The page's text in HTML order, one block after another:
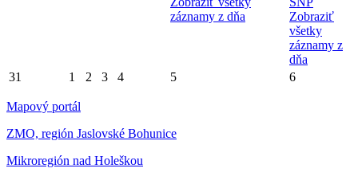
záznamy z dňa
Zobraziť
všetky
záznamy z
dňa
31
1 2 3 4 5 6
Mapový portál
ZMO, región Jaslovské Bohunice
Mikroregión nad Holeškou